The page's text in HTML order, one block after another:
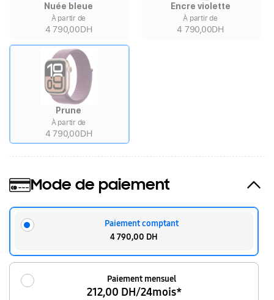
Nuée bleue
À partir de
4 790,00DH
Encre violette
À partir de
4 790,00DH
Prune
À partir de
4 790,00DH
Mode de paiement
Paiement comptant
4 790,00 DH
Paiement mensuel
212,00 DH/24mois*